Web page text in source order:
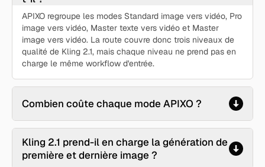
APIXO regroupe les modes Standard image vers vidéo, Pro
image vers vidéo, Master texte vers vidéo et Master
image vers vidéo. La route couvre donc trois niveaux de
qualité de Kling 2.1, mais chaque niveau ne prend pas en
charge le même workflow d'entrée.
Combien coûte chaque mode APIXO ?
Kling 2.1 prend-il en charge la génération de
première et dernière image ?